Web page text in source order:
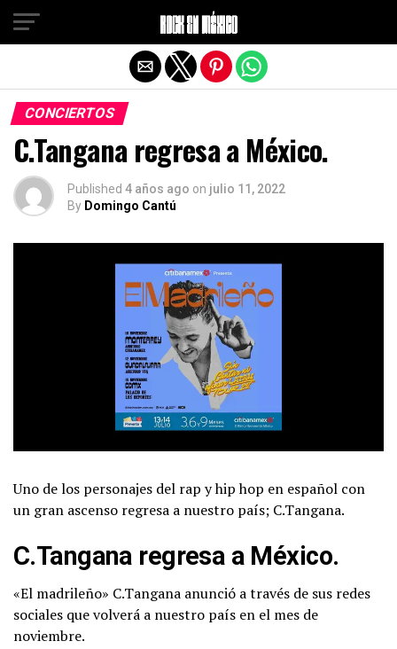
CONCIERTOS
C.Tangana regresa a México.
Published 4 años ago on julio 11, 2022
By Domingo Cantú
Uno de los personajes del rap y hip hop en español con
un gran ascenso regresa a nuestro país; C.Tangana.
C.Tangana regresa a México.
«El madrileño» C.Tangana anunció a través de sus redes
sociales que volverá a nuestro país en el mes de
noviembre.
Salir de la versión móvil